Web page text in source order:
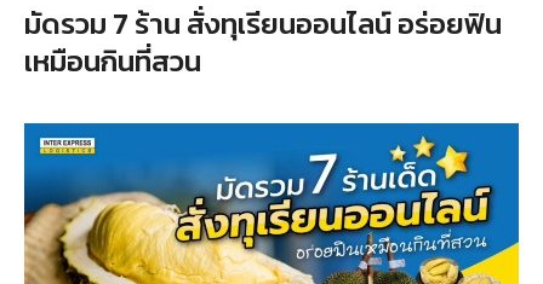
มัดรวม 7 ร้าน สั่งทุเรียนออนไลน์ อร่อยฟิน
เหมือนกินที่สวน